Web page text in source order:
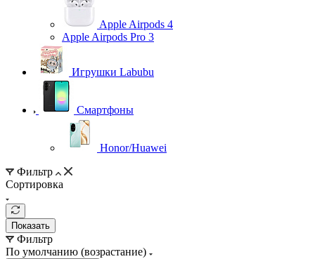
Apple Airpods 4
Apple Airpods Pro 3
Игрушки Labubu
Смартфоны
Honor/Huawei
Фильтр
Сортировка
Показать
Фильтр
По умолчанию (возрастание)